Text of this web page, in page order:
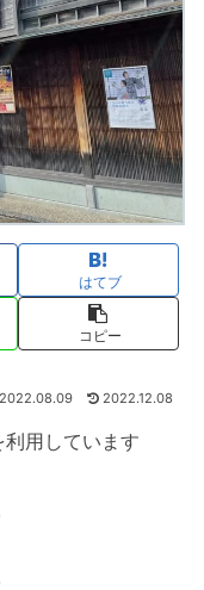
はてブ
コピー
2022.08.09 2022.12.08
用しています